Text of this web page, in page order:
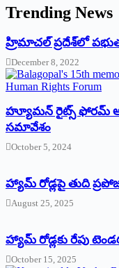
Trending News
‌హ్రిమాచల్‌ ‌ప్రదేశ్‌లో
December 8, 2022
హ్యూమన్‌ రైట్స్‌ ఫోరమ్‌
సమావేశం
October 5, 2024
హ్యామ్‌ రోడ్లపై తుది
August 25, 2025
హ్యామ్‌ రోడ్లకు రేపు
October 15, 2025